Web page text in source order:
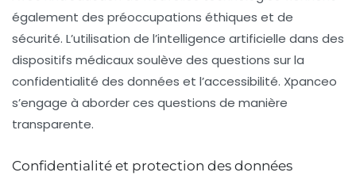
également des préoccupations éthiques et de
sécurité. L’utilisation de l’intelligence artificielle dans des
dispositifs médicaux soulève des questions sur la
confidentialité des données et l’accessibilité. Xpanceo
s’engage à aborder ces questions de manière
transparente.
Confidentialité et protection des données